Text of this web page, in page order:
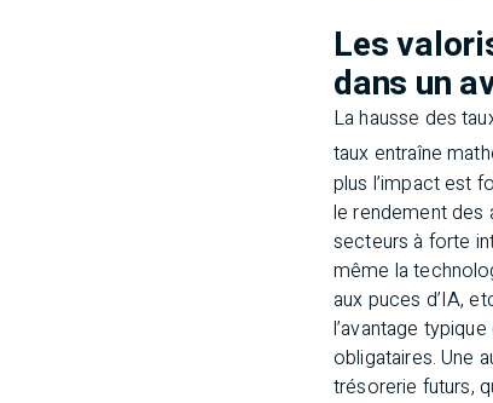
Les
dans un
La hausse des
taux entraîne
plus l’impact est
le rendement des
secteurs à forte
même la
aux puces d’IA,
l’avantage
obligataires. Une
trésorerie futurs,